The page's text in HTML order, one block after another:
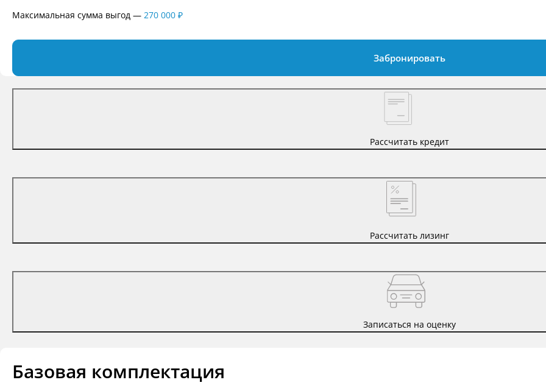
Максимальная сумма выгод — 270 000 ₽
Забронировать
Рассчитать кредит
Рассчитать лизинг
Записаться на оценку
Базовая комплектация